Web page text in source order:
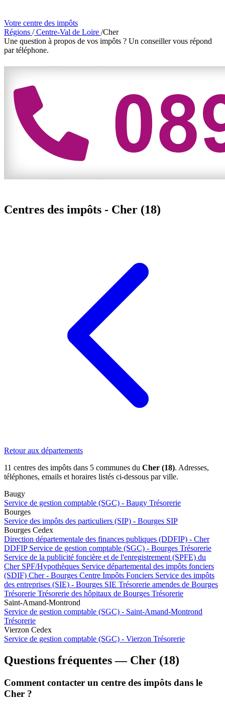
Votre centre des impôts
Régions /Centre-Val de Loire /Cher
Une question à propos de vos impôts ? Un conseiller vous répond
par téléphone.
Centres des impôts - Cher (18)
Retour aux départements
11 centres des impôts dans 5 communes du Cher (18). Adresses,
téléphones, emails et horaires listés ci-dessous par ville.
Baugy
Service de gestion comptable (SGC) - Baugy Trésorerie
Bourges
Service des impôts des particuliers (SIP) - Bourges SIP
Bourges Cedex
Direction départementale des finances publiques (DDFIP) - Cher
DDFIP Service de gestion comptable (SGC) - Bourges Trésorerie
Service de la publicité foncière et de l'enregistrement (SPFE) du
Cher SPF/Hypothèques Service départemental des impôts fonciers
(SDIF) Cher - Bourges Centre Impôts Fonciers Service des impôts
des entreprises (SIE) - Bourges SIE Trésorerie amendes de Bourges
Trésorerie Trésorerie des hôpitaux de Bourges Trésorerie
Saint-Amand-Montrond
Service de gestion comptable (SGC) - Saint-Amand-Montrond
Trésorerie
Vierzon Cedex
Service de gestion comptable (SGC) - Vierzon Trésorerie
Questions fréquentes — Cher (18)
Comment contacter un centre des impôts dans le
Cher ?